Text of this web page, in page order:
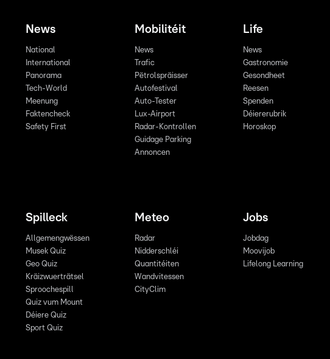
News
National
International
Panorama
Tech-World
Meenung
Faktencheck
Safety First
Mobilitéit
News
Trafic
Pëtrolspräisser
Autofestival
Auto-Tester
Lux-Airport
Radar-Kontrollen
Guidage Parking
Annoncen
Life
News
Gastronomie
Gesondheet
Reesen
Spenden
Déiererubrik
Horoskop
Spilleck
Allgemengwëssen
Musek Quiz
Geo Quiz
Kräizwuerträtsel
Sproochespill
Quiz vum Mount
Déiere Quiz
Sport Quiz
Meteo
Radar
Nidderschléi
Quantitéiten
Wandvitessen
CityClim
Jobs
Jobdag
Moovijob
Lifelong Learning